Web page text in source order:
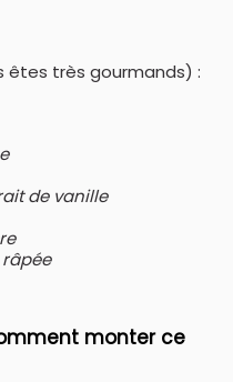
êtes très gourmands) :
de vanille
monter ce